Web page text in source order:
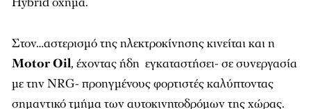
Στον…αστερισμό της ηλεκτροκίνησης κινείται και η
ΜotorOil, έχοντας ήδη εγκαταστήσει- σε συνεργασία
με την NRG- προηγμένους φορτιστές καλύπτοντας
σημαντικό τμήμα των αυτοκινητοδρόμων της χώρας.